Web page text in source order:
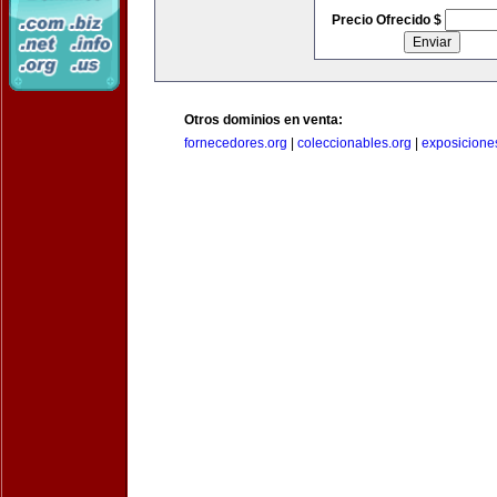
Precio Ofrecido $
Otros dominios en venta:
fornecedores.org
coleccionables.org